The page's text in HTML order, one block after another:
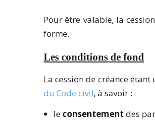
Pour être valable, la
forme.
Les conditions de fond
La cession de créance
du Code civil, à savoir :
le consentement des